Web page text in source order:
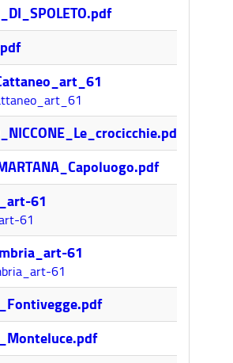
61
61
61
61